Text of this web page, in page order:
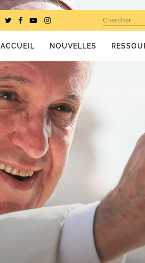
Chercher
ACCUEIL NOUVELLES